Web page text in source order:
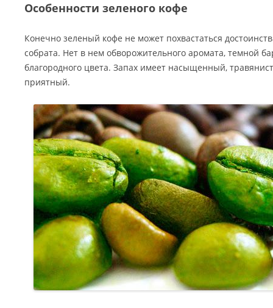
Особенности зеленого кофе
Конечно зеленый кофе не может похвастаться
собрата. Нет в нем обворожительного аромата, темной
благородного цвета. Запах имеет насыщенный,
приятный.